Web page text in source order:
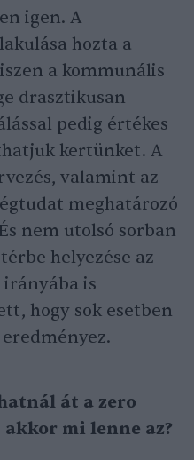
igen. A
hozta a
a kommunális
drasztikusan
pedig értékes
kertünket. A
valamint az
meghatározó
nem utolsó sorban
helyezése az
irányába is
hogy sok esetben
át a zero
mi lenne az?